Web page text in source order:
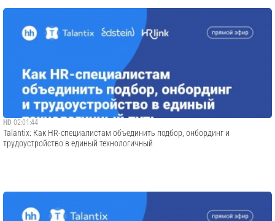
HD 02:01:44
Talantix: Как HR-специалистам объединить подбор, онбординг и
трудоустройство в единый технологичный